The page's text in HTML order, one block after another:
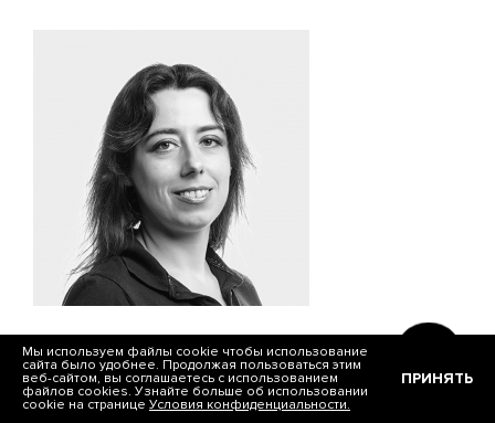
Мы используем файлы cookie чтобы использование
сайта было удобнее. Продолжая пользоваться этим
веб-сайтом, вы соглашаетесь с использованием
файлов cookies. Узнайте больше об использовании
cookie на странице Условия конфиденциальности.
ПРИНЯТЬ
Богданцева Елена
SEO Specialist